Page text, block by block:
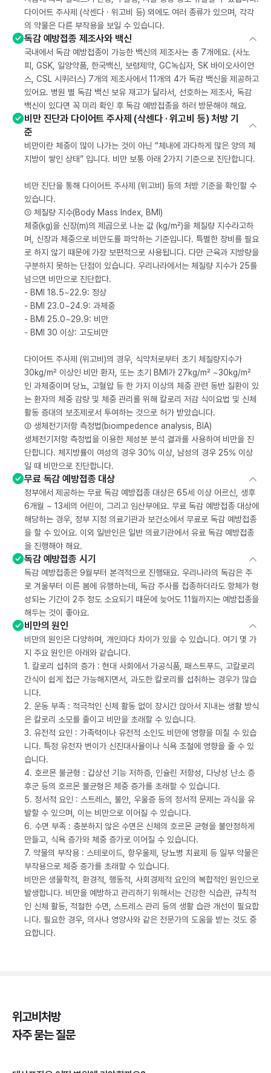
다이어트 주사제 (삭센다 · 위고비 등) 외에도 여러 종류가 있으며, 각각
의 약물은 다른 부작용을 보일 수 있습니다.
독감 예방접종 제조사와 백신
국내에서 독감 예방접종이 가능한 백신의 제조사는 총 7개에요. (사노
피, GSK, 일양약품, 한국백신, 보령제약, GC녹십자, SK 바이오사이언
스, CSL 시퀴러스) 7개의 제조사에서 11개의 4가 독감 백신을 제공하고
있어요. 병원 별 독감 백신 보유 재고가 달라서, 선호하는 제조사, 독감
백신이 있다면 꼭 미리 확인 후 독감 예방접종을 하러 방문해야 해요.
비만 진단과 다이어트 주사제 (삭센다 · 위고비 등) 처방 기
준
비만이란 체중이 많이 나가는 것이 아닌 “체내에 과다하게 많은 양의 체
지방이 쌓인 상태” 입니다. 비만 보통 아래 2가지 기준으로 진단합니다.
비만 진단을 통해 다이어트 주사제 (위고비) 등의 처방 기준을 확인할 수
있습니다.
① 체질량 지수(Body Mass Index, BMI)
체중(kg)을 신장(m)의 제곱으로 나눈 값 (kg/m²)을 체질량 지수라고하
며, 신장과 체중으로 비만도를 파악하는 기준입니다. 특별한 장비를 필요
로 하지 않기 때문에 가장 보편적으로 사용됩니다. 다만 근육과 지방량을
구분하지 못하는 단점이 있습니다. 우리나라에서는 체질량 지수가 25를
넘으면 비만으로 진단합다.
- BMI 18.5~22.9: 정상
- BMI 23.0~24.9: 과체중
- BMI 25.0~29.9: 비만
- BMI 30 이상: 고도비만
다이어트 주사제 (위고비)의 경우, 식약처로부터 초기 체질량지수가
30kg/m² 이상인 비만 환자, 또는 초기 BMI가 27kg/m² ~30kg/m²
인 과체중이며 당뇨, 고혈압 등 한 가지 이상의 체중 관련 동반 질환이 있
는 환자의 체중 감량 및 체중 관리를 위해 칼로리 저감 식이요법 및 신체
활동 증대의 보조제로서 투여하는 것으로 허가 받았습니다.
② 생체전기저항 측정법(bioimpedence analysis, BIA)
생체전기저항 측정법을 이용한 체성분 분석 결과를 사용하여 비만을 진
단합니다. 체지방률이 여성의 경우 30% 이상, 남성의 경우 25% 이상
일 때 비만으로 진단합니다.
무료 독감 예방접종 대상
정부에서 제공하는 무료 독감 예방접종 대상은 65세 이상 어르신, 생후
6개월 ~ 13세의 어린이, 그리고 임산부에요. 무료 독감 예방접종 대상에
해당하는 경우, 정부 지정 의료기관과 보건소에서 무료로 독감 예방접종
을 할 수 있어요. 이외 일반인은 일반 의료기관에서 유료 독감 예방접종
을 진행해야 해요.
독감 예방접종 시기
독감 예방접종은 9월부터 본격적으로 진행돼요. 우리나라의 독감은 주
로 겨울부터 이른 봄에 유행하는데, 독감 주사를 접종하더라도 항체가 형
성되는 기간이 2주 정도 소요되기 때문에 늦어도 11월까지는 예방접종을
해두는 것이 좋아요.
비만의 원인
비만의 원인은 다양하며, 개인마다 차이가 있을 수 있습니다. 여기 몇 가
지 주요 원인은 아래와 같습니다.
1. 칼로리 섭취의 증가 : 현대 사회에서 가공식품, 패스트푸드, 고칼로리
간식이 쉽게 접근 가능해지면서, 과도한 칼로리를 섭취하는 경우가 많습
니다.
2. 운동 부족 : 적극적인 신체 활동 없이 장시간 앉아서 지내는 생활 방식
은 칼로리 소모를 줄이고 비만을 초래할 수 있습니다.
3. 유전적 요인 : 가족력이나 유전적 소인도 비만에 영향을 미칠 수 있습
니다. 특정 유전자 변이가 신진대사율이나 식욕 조절에 영향을 줄 수 있
습니다.
4. 호르몬 불균형 : 갑상선 기능 저하증, 인슐린 저항성, 다낭성 난소 증
후군 등의 호르몬 불균형은 체중 증가를 초래할 수 있습니다.
5. 정서적 요인 : 스트레스, 불안, 우울증 등의 정서적 문제는 과식을 유
발할 수 있으며, 이는 비만으로 이어질 수 있습니다.
6. 수면 부족 : 충분하지 않은 수면은 신체의 호르몬 균형을 불안정하게
만들고, 식욕 증가와 체중 증가로 이어질 수 있습니다.
7. 약물의 부작용 : 스테로이드, 항우울제, 당뇨병 치료제 등 일부 약물은
부작용으로 체중 증가를 초래할 수 있습니다.
비만은 생물학적, 환경적, 행동적, 사회경제적 요인의 복합적인 원인으로
발생합니다. 비만을 예방하고 관리하기 위해서는 건강한 식습관, 규칙적
인 신체 활동, 적절한 수면, 스트레스 관리 등의 생활 습관 개선이 필요합
니다. 필요한 경우, 의사나 영양사와 같은 전문가의 도움을 받는 것도 중
요합니다.
위고비처방
자주 묻는 질문